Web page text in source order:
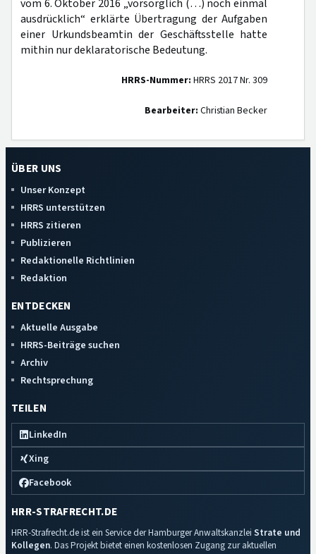
vom 6. Oktober 2016 „vorsorglich (…) noch einmal
ausdrücklich“ erklärte Übertragung der Aufgaben
einer Urkundsbeamtin der Geschäftsstelle hatte
mithin nur deklaratorische Bedeutung.
HRRS-Nummer: HRRS 2017 Nr. 309
Bearbeiter: Christian Becker
ÜBER UNS
Unser Konzept
HRRS unterstützen
HRRS zitieren
Publizieren
Redaktionelle Richtlinien
Redaktion
ENTDECKEN
Aktuelle Ausgabe
HRRS-Beiträge suchen
Archiv
Rechtsprechung
TEILEN
LinkedIn
Xing
Facebook
HRR-STRAFRECHT.DE
HRR-Strafrecht.de ist ein Service der Hamburger Anwaltskanzlei Strate und
Kollegen. Das Projekt bietet einen kostenlosen Zugang zur aktuellen